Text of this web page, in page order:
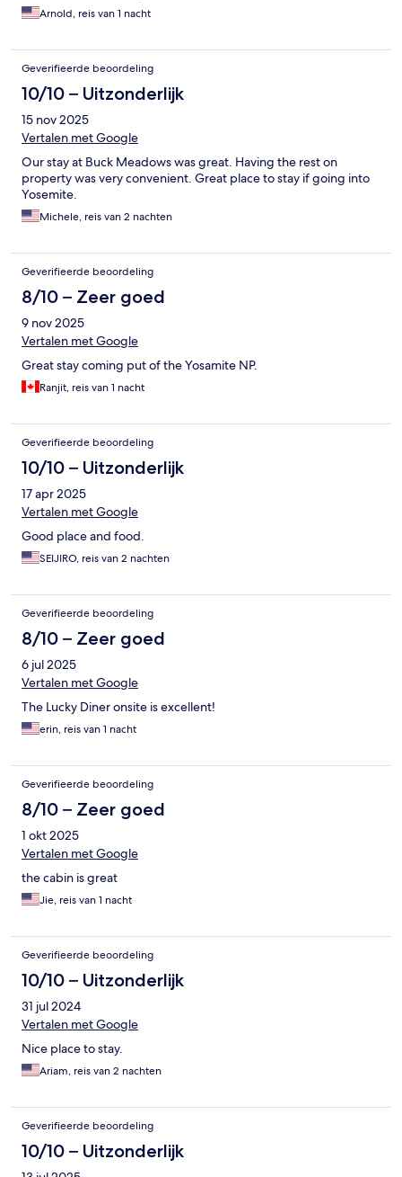
Arnold, reis van 1 nacht
Geverifieerde beoordeling
10/10 – Uitzonderlijk
15 nov 2025
Vertalen met Google
Our stay at Buck Meadows was great. Having the rest on
property was very convenient. Great place to stay if going into
Yosemite.
Michele, reis van 2 nachten
Geverifieerde beoordeling
8/10 – Zeer goed
9 nov 2025
Vertalen met Google
Great stay coming put of the Yosamite NP.
Ranjit, reis van 1 nacht
Geverifieerde beoordeling
10/10 – Uitzonderlijk
17 apr 2025
Vertalen met Google
Good place and food.
SEIJIRO, reis van 2 nachten
Geverifieerde beoordeling
8/10 – Zeer goed
6 jul 2025
Vertalen met Google
The Lucky Diner onsite is excellent!
erin, reis van 1 nacht
Geverifieerde beoordeling
8/10 – Zeer goed
1 okt 2025
Vertalen met Google
the cabin is great
Jie, reis van 1 nacht
Geverifieerde beoordeling
10/10 – Uitzonderlijk
31 jul 2024
Vertalen met Google
Nice place to stay.
Ariam, reis van 2 nachten
Geverifieerde beoordeling
10/10 – Uitzonderlijk